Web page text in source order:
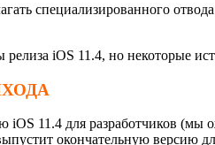
специализированного
iOS 11.4, но некоторые
11.4 для разработчиков (мы
окончательную версию